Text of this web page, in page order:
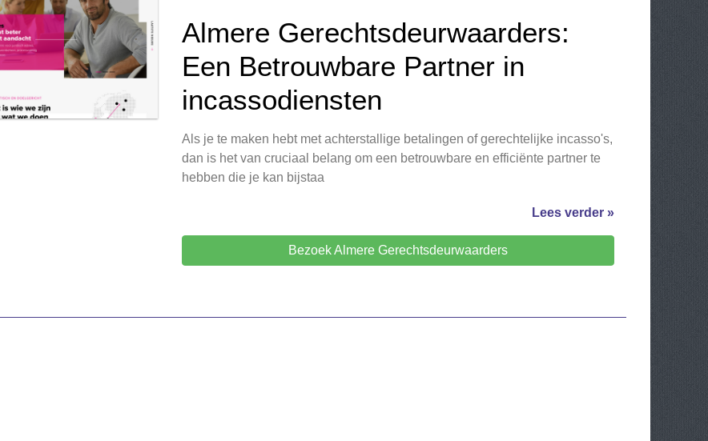
Almere Gerechtsdeurwaarders:
Een Betrouwbare Partner in
incassodiensten
Als je te maken hebt met achterstallige betalingen of gerechtelijke incasso's,
dan is het van cruciaal belang om een betrouwbare en efficiënte partner te
hebben die je kan bijstaa
Lees verder »
Bezoek Almere Gerechtsdeurwaarders